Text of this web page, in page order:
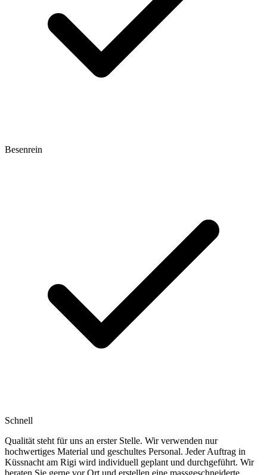
Besenrein
Schnell
Qualität steht für uns an erster Stelle. Wir verwenden nur
hochwertiges Material und geschultes Personal. Jeder Auftrag in
Küssnacht am Rigi wird individuell geplant und durchgeführt. Wir
beraten Sie gerne vor Ort und erstellen eine massgeschneiderte